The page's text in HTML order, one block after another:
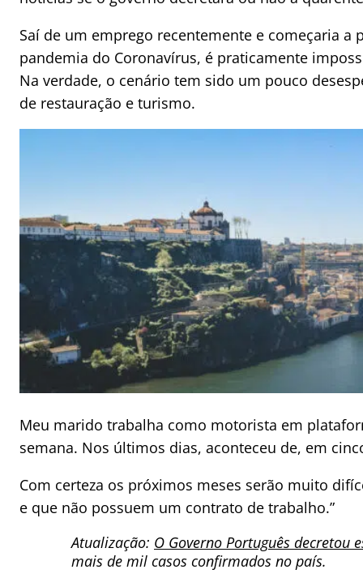
Saí de um emprego recentemente e começaria
pandemia do Coronavírus, é praticamente
Na verdade, o cenário tem sido um pouco
de restauração e turismo.
Meu marido trabalha como motorista em
semana. Nos últimos dias, aconteceu de, em
Com certeza os próximos meses serão muito
e que não possuem um contrato de trabalho.”
Atualização: O Governo Português decretou
mais de mil casos confirmados no país.